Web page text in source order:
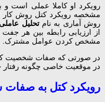
رویکرد او کاملا عملی است و
مشخصه رویکرد کتل روش کار
روش آماری به نامتحلیل
از ارزیابی رابطه بین هر
مشخص کردن عوامل مشترک.
در صورتی که صفات شخصیت
در موقعیت خاصی چگونه رفتار
رویکرد کتل به